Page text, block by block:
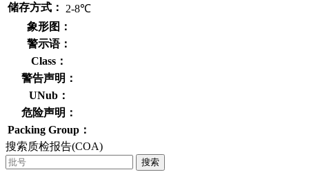
储存方式：
2-8℃
象形图：
警示语：
Class：
警告声明：
UNub：
危险声明：
Packing Group：
搜索质检报告(COA)
搜索